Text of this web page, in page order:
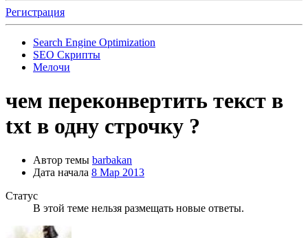
Регистрация
Search Engine Optimization
SEO Скрипты
Мелочи
чем переконвертить текст в
txt в одну строчку ?
Автор темы barbakan
Дата начала 8 Мар 2013
Статус
В этой теме нельзя размещать новые ответы.